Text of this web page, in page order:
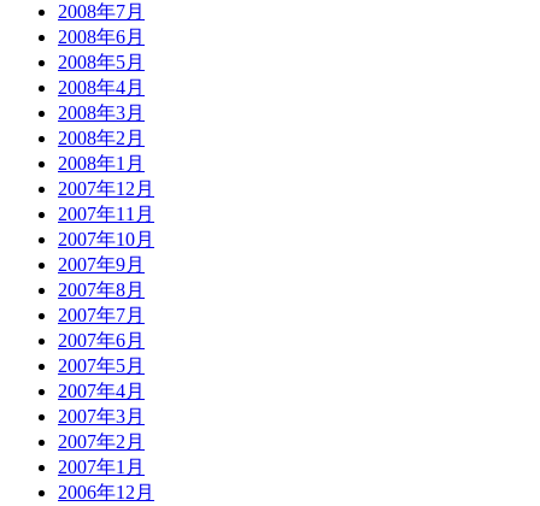
2008年7月
2008年6月
2008年5月
2008年4月
2008年3月
2008年2月
2008年1月
2007年12月
2007年11月
2007年10月
2007年9月
2007年8月
2007年7月
2007年6月
2007年5月
2007年4月
2007年3月
2007年2月
2007年1月
2006年12月